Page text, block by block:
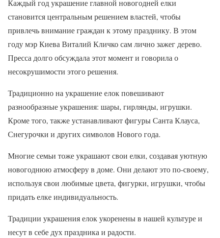
Каждый год украшение главной новогодней елки
становится центральным решением властей, чтобы
привлечь внимание граждан к этому празднику. В этом
году мэр Киева Виталий Кличко сам лично зажег дерево.
Пресса долго обсуждала этот момент и говорила о
несокрушимости этого решения.
Традиционно на украшение елок повешивают
разнообразные украшения: шары, гирлянды, игрушки.
Кроме того, также устанавливают фигуры Санта Клауса,
Снегурочки и других символов Нового года.
Многие семьи тоже украшают свои елки, создавая уютную
новогоднюю атмосферу в доме. Они делают это по-своему,
используя свои любимые цвета, фигурки, игрушки, чтобы
придать елке индивидуальность.
Традиции украшения елок укоренены в нашей культуре и
несут в себе дух праздника и радости.